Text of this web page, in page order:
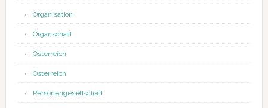
Organisation
Organschaft
Österreich
Österreich
Personengesellschaft